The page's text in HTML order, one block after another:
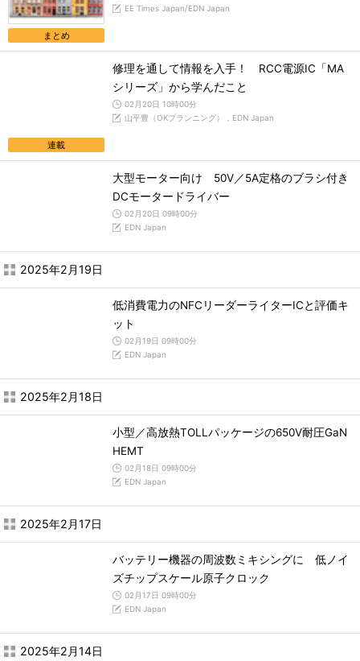
まとめ
EE Times Japan/EDN Japan
連載
修理を通して情報を入手！ RCC電源IC「MA
シリーズ」から学んだこと
02月20日 10時00分
山平豊（OKプランニング），EDN Japan
大型モーター向け 50V／5A定格のブラシ付き
DCモータードライバー
02月20日 09時00分
EDN Japan
2025年2月19日
低消費電力のNFCリーダーライターICと評価キ
ット
02月19日 09時00分
EDN Japan
2025年2月18日
小型／高放熱TOLLパッケージの650V耐圧GaN
HEMT
02月18日 09時00分
EDN Japan
2025年2月17日
バッテリー機器の周波数ミキシングに 低ノイ
ズチップスケール原子クロック
02月17日 09時00分
EDN Japan
2025年2月14日